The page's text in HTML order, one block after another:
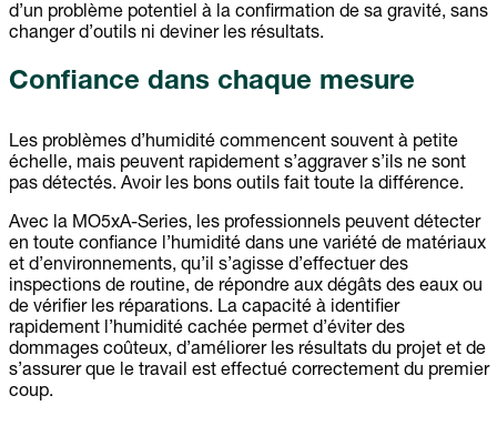
d’un problème potentiel à la confirmation de sa gravité, sans
changer d’outils ni deviner les résultats.
Confiance dans chaque mesure
Les problèmes d’humidité commencent souvent à petite
échelle, mais peuvent rapidement s’aggraver s’ils ne sont
pas détectés. Avoir les bons outils fait toute la différence.
Avec la MO5xA-Series, les professionnels peuvent détecter
en toute confiance l’humidité dans une variété de matériaux
et d’environnements, qu’il s’agisse d’effectuer des
inspections de routine, de répondre aux dégâts des eaux ou
de vérifier les réparations. La capacité à identifier
rapidement l’humidité cachée permet d’éviter des
dommages coûteux, d’améliorer les résultats du projet et de
s’assurer que le travail est effectué correctement du premier
coup.